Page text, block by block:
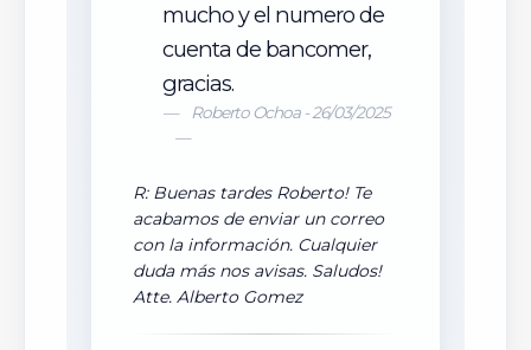
mucho y el numero de
cuenta de bancomer,
gracias.
Roberto Ochoa - 26/03/2025
R: Buenas tardes Roberto! Te
acabamos de enviar un correo
con la información. Cualquier
duda más nos avisas. Saludos!
Atte. Alberto Gomez